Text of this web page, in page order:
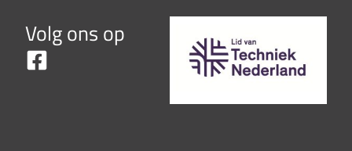
Volg ons op